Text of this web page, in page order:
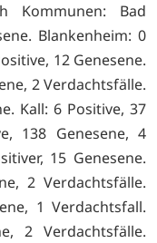
Kommunen: Bad
Blankenheim: 0
12 Genesene.
2 Verdachtsfälle.
Kall: 6 Positive, 37
138 Genesene, 4
15 Genesene.
2 Verdachtsfälle.
1 Verdachtsfall.
2 Verdachtsfälle.